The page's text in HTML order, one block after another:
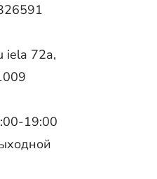
iela 72a,
19:00